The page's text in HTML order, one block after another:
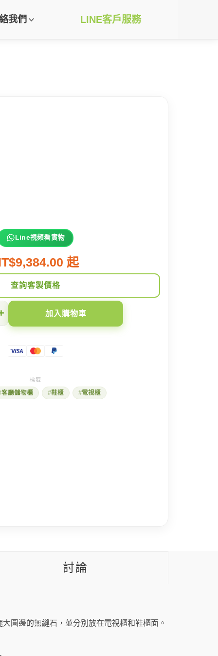
我們 LINE客戶服務
Line視頻看實物
起
查詢客製價格
加入購物車
客廳儲物櫃 鞋櫃 電視櫃
討論
圓邊的無縫石，並分別放在電視櫃和鞋櫃面。